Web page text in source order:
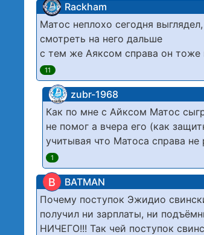
Rackham
Матос неплохо сегодня
смотреть на него дальше
с тем же Аяксом справа он тоже
11
zubr-1968
Как по мне с Айксом Матос
не помог а вчера его (как
учитывая что Матоса справа
1
B BATMAN
Почему поступок Эжидио
получил ни зарплаты, ни
НИЧЕГО!!! Так чей поступок